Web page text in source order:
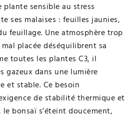
plante sensible au stress
ses malaises : feuilles jaunies,
feuillage. Une atmosphère trop
mal placée déséquilibrent sa
toutes les plantes C3, il
gazeux dans une lumière
et stable. Ce besoin
exigence de stabilité thermique et
le bonsaï s’éteint doucement,